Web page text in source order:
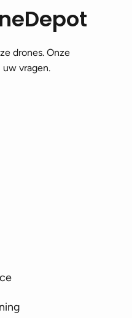
drones. Onze
vragen.